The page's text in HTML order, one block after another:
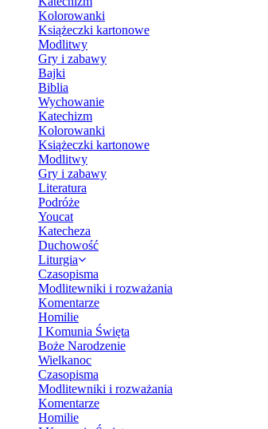
Kolorowanki
Książeczki kartonowe
Modlitwy
Gry i zabawy
Bajki
Biblia
Wychowanie
Katechizm
Kolorowanki
Książeczki kartonowe
Modlitwy
Gry i zabawy
Literatura
Podróże
Youcat
Katecheza
Duchowość
Liturgia
Czasopisma
Modlitewniki i rozważania
Komentarze
Homilie
I Komunia Święta
Boże Narodzenie
Wielkanoc
Czasopisma
Modlitewniki i rozważania
Komentarze
Homilie